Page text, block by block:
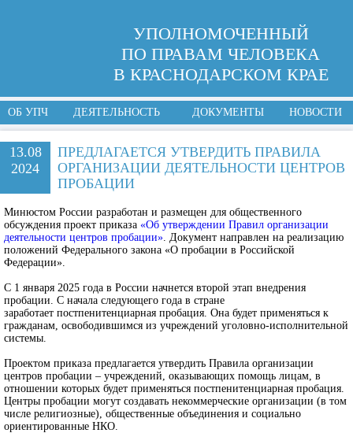
УПОЛНОМОЧЕННЫЙ
ПО ПРАВАМ ЧЕЛОВЕКА
В КРАСНОДАРСКОМ КРАЕ
ОБ УПЧ ДЕЯТЕЛЬНОСТЬ ДОКУМЕНТЫ НОВОСТИ
13.08
2024
ПРЕДЛАГАЕТСЯ УТВЕРДИТЬ ПРАВИЛА
ОРГАНИЗАЦИИ ДЕЯТЕЛЬНОСТИ ЦЕНТРОВ
ПРОБАЦИИ
Минюстом России разработан и размещен для общественного
обсуждения проект приказа «Об утверждении Правил организации
деятельности центров пробации». Документ направлен на реализацию
положений Федерального закона «О пробации в Российской
Федерации».
С 1 января 2025 года в России начнется второй этап внедрения
пробации. С начала следующего года в стране
заработает постпенитенциарная пробация. Она будет применяться к
гражданам, освободившимся из учреждений уголовно-исполнительной
системы.
Проектом приказа предлагается утвердить Правила организации
центров пробации – учреждений, оказывающих помощь лицам, в
отношении которых будет применяться постпенитенциарная пробация.
Центры пробации могут создавать некоммерческие организации (в том
числе религиозные), общественные объединения и социально
ориентированные НКО.